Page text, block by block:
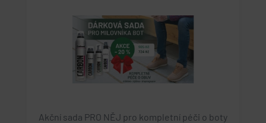
Akční sada PRO NĚJ pro kompletní péči o boty